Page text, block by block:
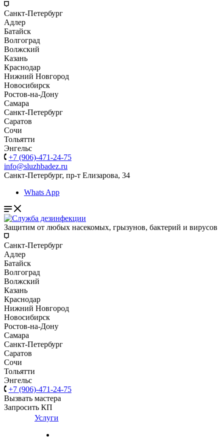
Санкт-Петербург
Адлер
Батайск
Волгоград
Волжский
Казань
Краснодар
Нижний Новгород
Новосибирск
Ростов-на-Дону
Самара
Санкт-Петербург
Саратов
Сочи
Тольятти
Энгельс
+7 (906)-471-24-75
info@sluzhbadez.ru
Санкт-Петербург, пр-т Елизарова, 34
Whats App
Защитим от любых насекомых, грызунов, бактерий и вирусов
Санкт-Петербург
Адлер
Батайск
Волгоград
Волжский
Казань
Краснодар
Нижний Новгород
Новосибирск
Ростов-на-Дону
Самара
Санкт-Петербург
Саратов
Сочи
Тольятти
Энгельс
+7 (906)-471-24-75
Вызвать мастера
Запросить КП
Услуги